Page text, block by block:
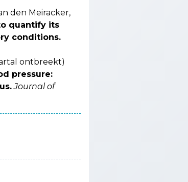
den Meiracker,
quantify its
conditions.
ontbreekt)
pressure:
Journal of